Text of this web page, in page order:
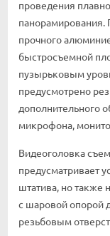
проведения
панорамирования.
прочного
быстросъемной
пузырьковым
предусмотрено
дополнительного
микрофона,
Видеоголовка
предусматривает
штатива, но также
с шаровой опорой
резьбовым